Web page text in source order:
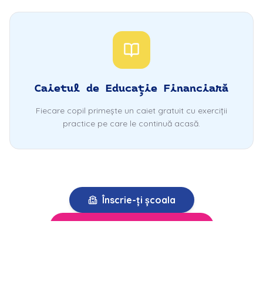
Caietul de Educație Financiară
Fiecare copil primește un caiet gratuit cu exerciții
practice pe care le continuă acasă.
Înscrie-ți școala